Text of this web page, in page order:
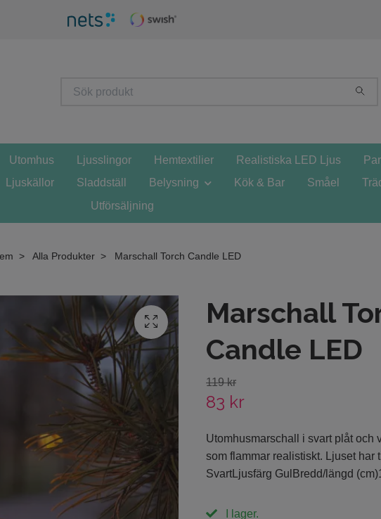
Utomhus Ljusslingor Hemtextilier Realistiska LED Ljus
Ljuskällor Sladdställ Belysning Kök & Bar Småel
Utförsäljning
Alla Produkter Marschall Torch Candle LED
Marschall
Candle LED
119 kr
83 kr
Utomhusmarschall i svart plåt och
som flammar realistiskt. Ljuset har
SvartLjusfärg GulBredd/längd
I lager.